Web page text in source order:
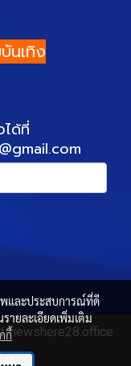
นเทิง
ด้ที่
newshere28.office
พและประสบการณ์ที่ดี
ายละเอียดเพิ่มเติม
กี้